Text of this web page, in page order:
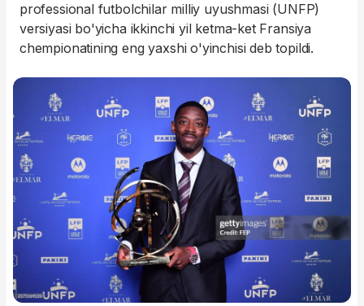
professional futbolchilar milliy uyushmasi (UNFP)
versiyasi bo'yicha ikkinchi yil ketma-ket Fransiya
chempionatining eng yaxshi o'yinchisi deb topildi.